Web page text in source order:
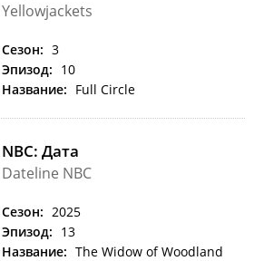
Yellowjackets
Сезон: 3
Эпизод: 10
Название: Full Circle
NBC: Дата
Dateline NBC
Сезон: 2025
Эпизод: 13
Название: The Widow of Woodland